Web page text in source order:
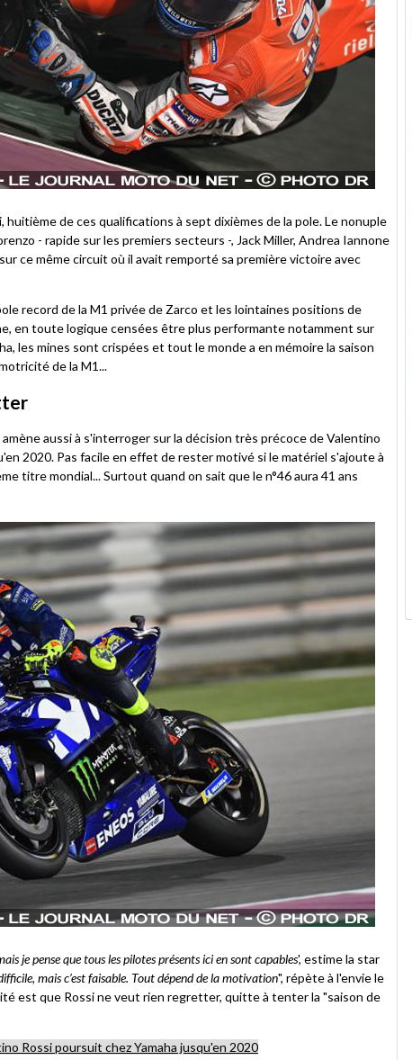
huitième de ces qualifications à sept dixièmes de la pole. Le nonuple
- rapide sur les premiers secteurs -, Jack Miller, Andrea Iannone
ce même circuit où il avait remporté sa première victoire avec
record de la M1 privée de Zarco et les lointaines positions de
en toute logique censées être plus performante notamment sur
les mines sont crispées et tout le monde a en mémoire la saison
de la M1...
aussi à s'interroger sur la décision très précoce de Valentino
2020. Pas facile en effet de rester motivé si le matériel s'ajoute à
titre mondial... Surtout quand on sait que le n°46 aura 41 ans
je pense que tous les pilotes présents ici en sont capables', estime la star
mais c’est faisable. Tout dépend de la motivation", répète à l'envie le
est que Rossi ne veut rien regretter, quitte à tenter la "saison de
Rossi poursuit chez Yamaha jusqu'en 2020